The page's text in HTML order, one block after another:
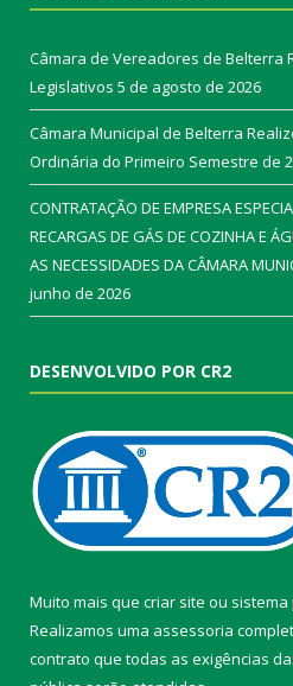
Câmara de Vereadores de Belterra
Legislativos 5 de agosto de 2026
Câmara Municipal de Belterra
Ordinária do Primeiro Semestre de
CONTRATAÇÃO DE EMPRESA
RECARGAS DE GÁS DE COZINHA E
AS NECESSIDADES DA CÂMARA
junho de 2026
DESENVOLVIDO POR CR2
Muito mais que criar site ou
Realizamos uma assessoria
contrato que todas as exigências